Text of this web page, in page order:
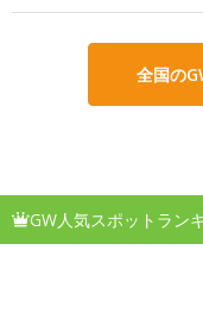
全国の
GW人気スポットラン